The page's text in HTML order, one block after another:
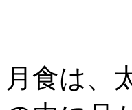
月食は、